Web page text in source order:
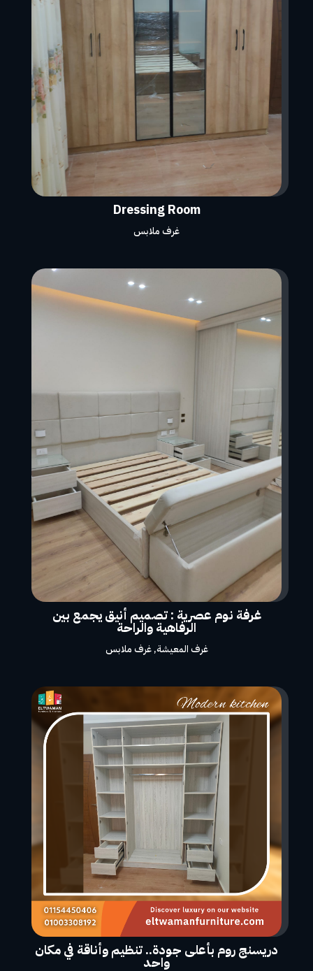
Dressing Room
غرف ملابس
غرفة نوم عصرية : تصميم أنيق يجمع بين
الرفاهية والراحة
غرف المعيشة,غرف ملابس
دريسنج روم بأعلى جودة.. تنظيم وأناقة في مكان
واحد